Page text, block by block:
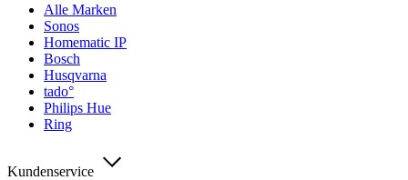
Alle Marken
Sonos
Homematic IP
Bosch
Husqvarna
tado°
Philips Hue
Ring
Kundenservice